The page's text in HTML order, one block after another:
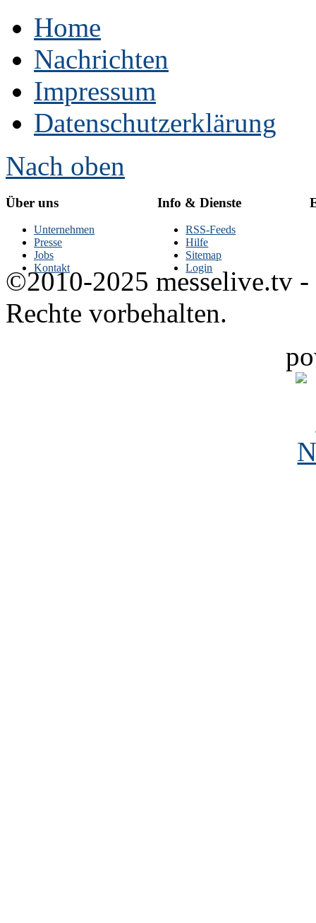
Home
Nachrichten
Impressum
Datenschutzerklärung
Nach oben
Über uns
Unternehmen
Presse
Jobs
Kontakt
Info & Dienste
RSS-Feeds
Hilfe
Sitemap
Login
©2010-2025 messelive.tv -
Rechte vorbehalten.